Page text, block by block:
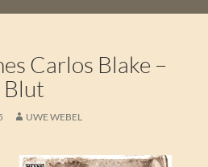
MENÜ
Carlos Blake –
Blut
UWE WEBEL